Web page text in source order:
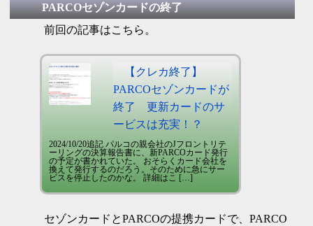
PARCOセゾンカードの終了
前回の記事はこちら。
【クレカ終了】
PARCOセゾンカードが
終了 更新カードのサ
ービスは充実！？
2024/10/20追記 パルコの親会社のJフロントリテ
ーリングの決算報告書に、新PARCOカード発行
の予定が書かれていた。 おそらくカード会社を
換えて発行するのだろう。そのために急にサー
ビスを停止したのかな。 詳細はこ […]
セゾンカードとPARCOの提携カードで、PARCO